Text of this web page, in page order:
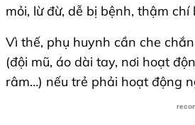
mỏi, lừ đừ, dễ bị bệnh, thậm chí
Vì thế, phụ huynh cần che
(đội mũ, áo dài tay, nơi hoạt
râm…) nếu trẻ phải hoạt động